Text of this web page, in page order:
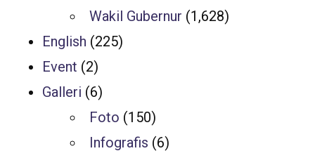
Wakil Gubernur (1,628)
English (225)
Event (2)
Galleri (6)
Foto (150)
Infografis (6)